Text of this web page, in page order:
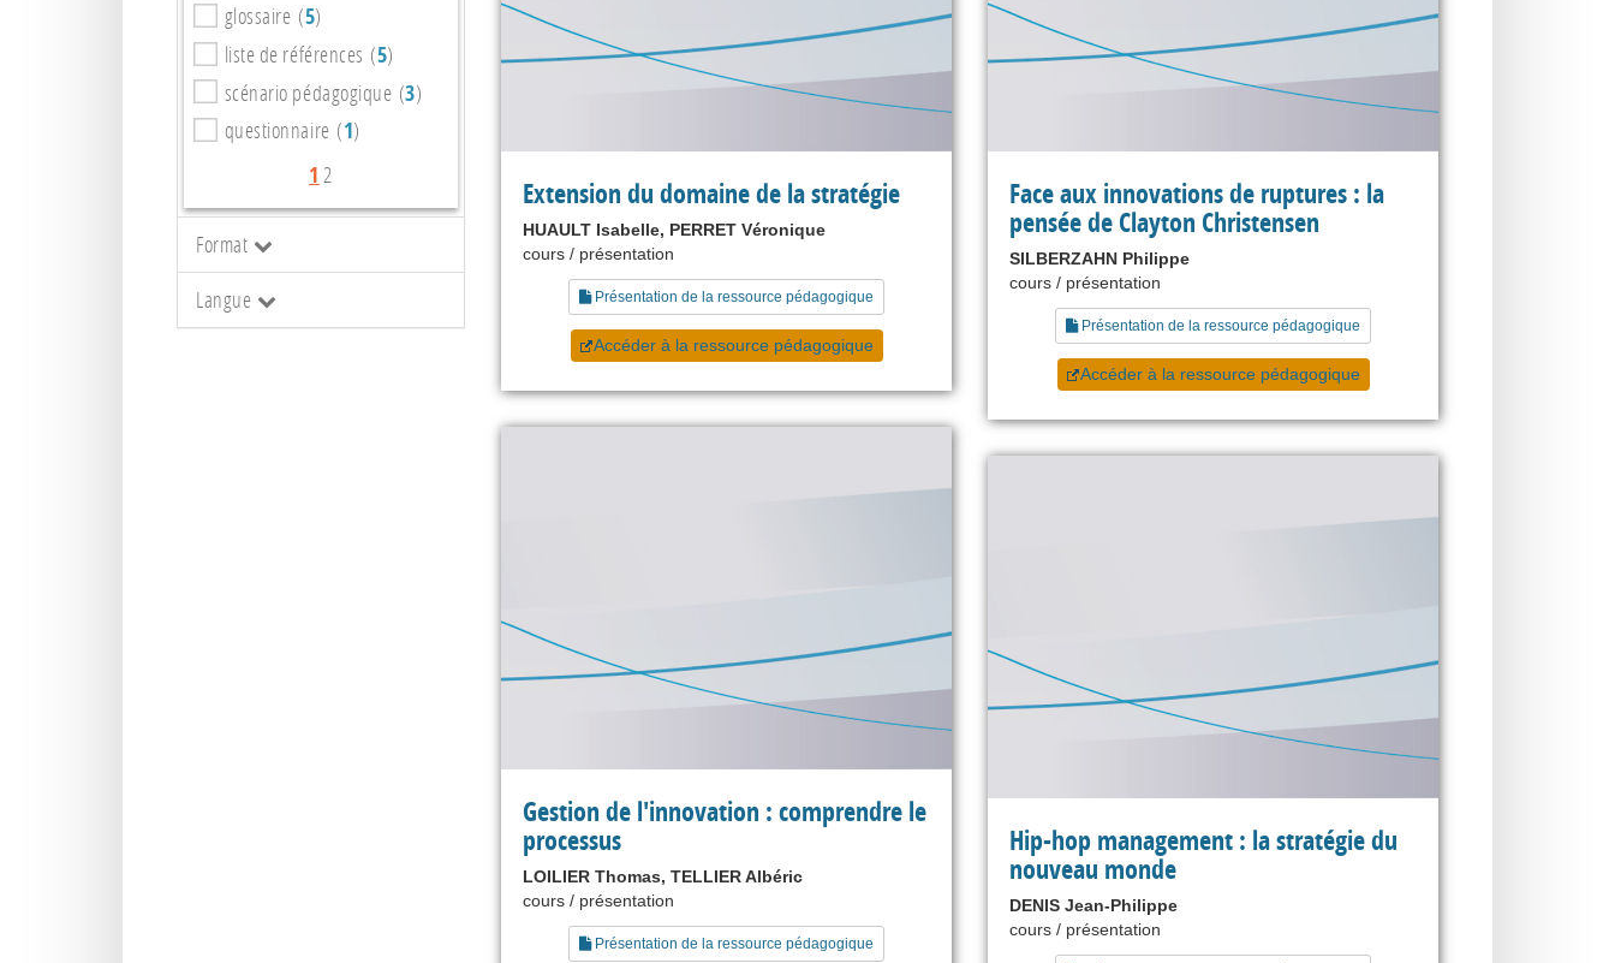
glossaire (5)
liste de références (5)
scénario pédagogique (3)
questionnaire (1)
1 2
Format
Langue
Extension du domaine de la stratégie
HUAULT Isabelle, PERRET Véronique
cours / présentation
Présentation de la ressource pédagogique
Accéder à la ressource pédagogique
Face aux innovations de ruptures : la
pensée de Clayton Christensen
SILBERZAHN Philippe
cours / présentation
Présentation de la ressource pédagogique
Accéder à la ressource pédagogique
Gestion de l'innovation : comprendre le
processus
LOILIER Thomas, TELLIER Albéric
cours / présentation
Présentation de la ressource pédagogique
Hip-hop management : la stratégie du
nouveau monde
DENIS Jean-Philippe
cours / présentation